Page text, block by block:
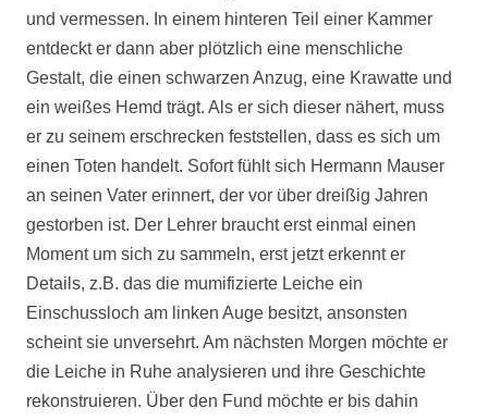
und vermessen. In einem hinteren Teil einer Kammer
entdeckt er dann aber plötzlich eine menschliche
Gestalt, die einen schwarzen Anzug, eine Krawatte und
ein weißes Hemd trägt. Als er sich dieser nähert, muss
er zu seinem erschrecken feststellen, dass es sich um
einen Toten handelt. Sofort fühlt sich Hermann Mauser
an seinen Vater erinnert, der vor über dreißig Jahren
gestorben ist. Der Lehrer braucht erst einmal einen
Moment um sich zu sammeln, erst jetzt erkennt er
Details, z.B. das die mumifizierte Leiche ein
Einschussloch am linken Auge besitzt, ansonsten
scheint sie unversehrt. Am nächsten Morgen möchte er
die Leiche in Ruhe analysieren und ihre Geschichte
rekonstruieren. Über den Fund möchte er bis dahin